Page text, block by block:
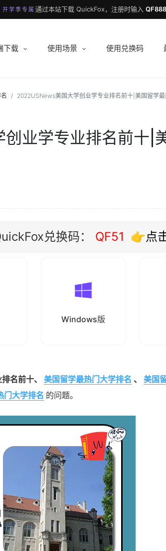
学季专属 通过本站下载 QuickFox，注册时输入 QF888
下载 使用场景 使用兑换码
2022USNews美国大学创业学专业排名前十|美国留学
业学专业排名前十|
兑换码： QF51 👉点
Windows版
名前十、 美国留学最热门大学排名 、
美国
门大学排名 的问题。